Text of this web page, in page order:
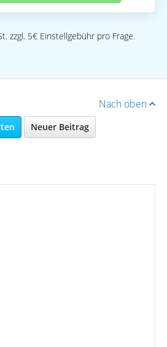
zzgl. 5€ Einstellgebühr pro Frage.
Nach oben
Neuer Beitrag